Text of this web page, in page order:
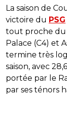
La saison de
victoire du PSG
tout proche du
Palace (C4) et
termine très
saison, avec
portée par le
par ses ténors